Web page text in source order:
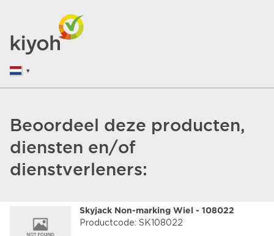
Beoordeel deze producten,
diensten en/of
dienstverleners:
Skyjack Non-marking Wiel - 108022
Productcode: SK108022